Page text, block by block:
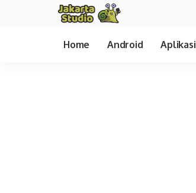
Home Android Aplikasi